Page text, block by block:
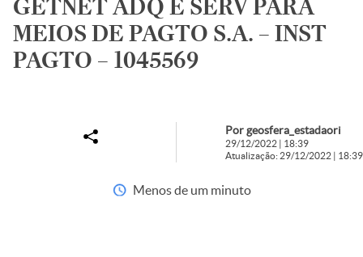
GETNET ADQ E SERV PARA
MEIOS DE PAGTO S.A. – INST
PAGTO – 1045569
Por geosfera_estadaori
29/12/2022 | 18:39
Atualização: 29/12/2022 | 18:39
Menos de um minuto